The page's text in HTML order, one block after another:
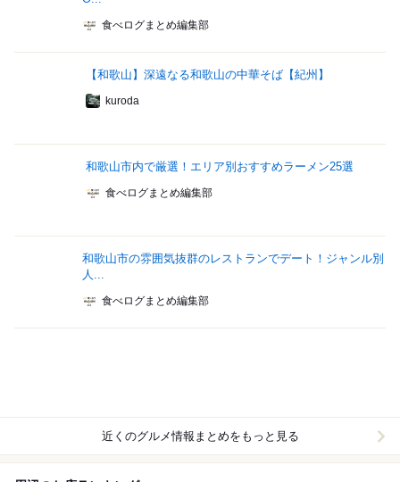
食べログまとめ編集部
【和歌山】深遠なる和歌山の中華そば【紀州】
kuroda
和歌山市内で厳選！エリア別おすすめラーメン25選
食べログまとめ編集部
和歌山市の雰囲気抜群のレストランでデート！ジャンル別
人...
食べログまとめ編集部
近くのグルメ情報まとめをもっと見る